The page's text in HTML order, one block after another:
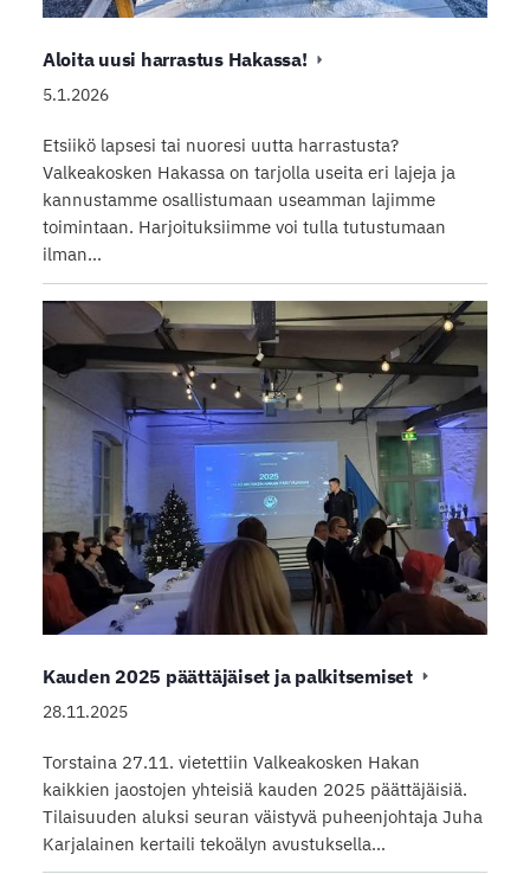
Aloita uusi harrastus Hakassa!
5.1.2026
Etsiikö lapsesi tai nuoresi uutta harrastusta?
Valkeakosken Hakassa on tarjolla useita eri lajeja ja
kannustamme osallistumaan useamman lajimme
toimintaan. Harjoituksiimme voi tulla tutustumaan
ilman…
Kauden 2025 päättäjäiset ja palkitsemiset
28.11.2025
Torstaina 27.11. vietettiin Valkeakosken Hakan
kaikkien jaostojen yhteisiä kauden 2025 päättäjäisiä.
Tilaisuuden aluksi seuran väistyvä puheenjohtaja Juha
Karjalainen kertaili tekoälyn avustuksella…